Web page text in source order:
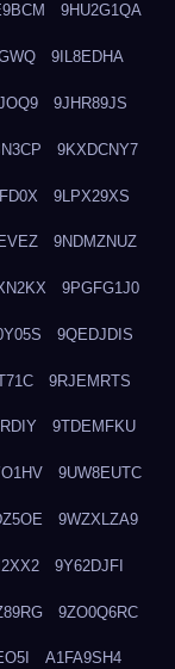
9HU2G1QA
9IL8EDHA
9JHR89JS
9KXDCNY7
9LPX29XS
9NDMZNUZ
9PGFG1J0
9QEDJDIS
9RJEMRTS
9TDEMFKU
9UW8EUTC
9WZXLZA9
9Y62DJFI
9ZO0Q6RC
A1FA9SH4